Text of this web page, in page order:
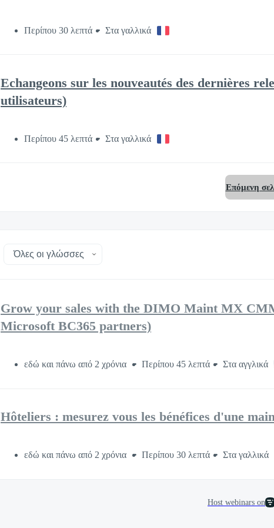
Περίπου 30 λεπτά Στα γαλλικά
Echangeons sur les nouveautés des dernières
utilisateurs)
Περίπου 45 λεπτά Στα γαλλικά
Επόμενη
Grow your sales with the DIMO Maint MX
Microsoft BC365 partners)
εδώ και πάνω από 2 χρόνια Περίπου 45 λεπτά Στα αγγλικά
Hôteliers : mesurez vous les bénéfices d'une
εδώ και πάνω από 2 χρόνια Περίπου 30 λεπτά Στα γαλλικά
Host webinars on